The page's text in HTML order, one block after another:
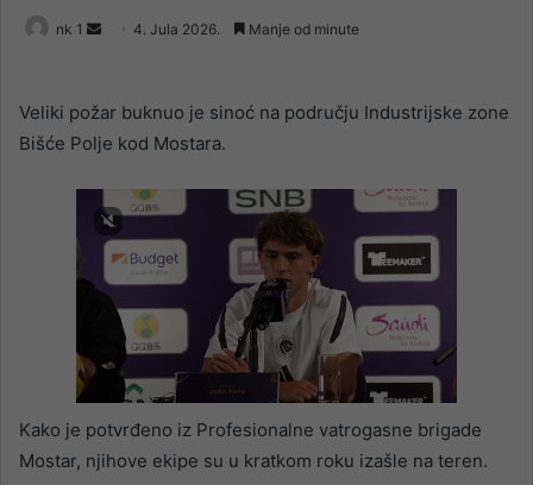
nk 1
Send 4. Jula 2026. Manje od minute
Veliki požar buknuo je sinoć na području Industrijske zone
Bišće Polje kod Mostara.
Kako je potvrđeno iz Profesionalne vatrogasne brigade
Mostar, njihove ekipe su u kratkom roku izašle na teren.